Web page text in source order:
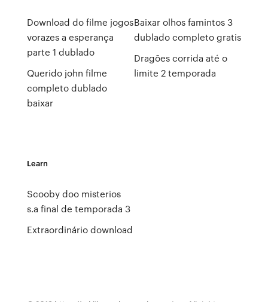
Download do filme jogos
vorazes a esperança
parte 1 dublado
Querido john filme
completo dublado
baixar
Baixar olhos famintos 3
dublado completo gratis
Dragões corrida até o
limite 2 temporada
Learn
Scooby doo misterios
s.a final de temporada 3
Extraordinário download